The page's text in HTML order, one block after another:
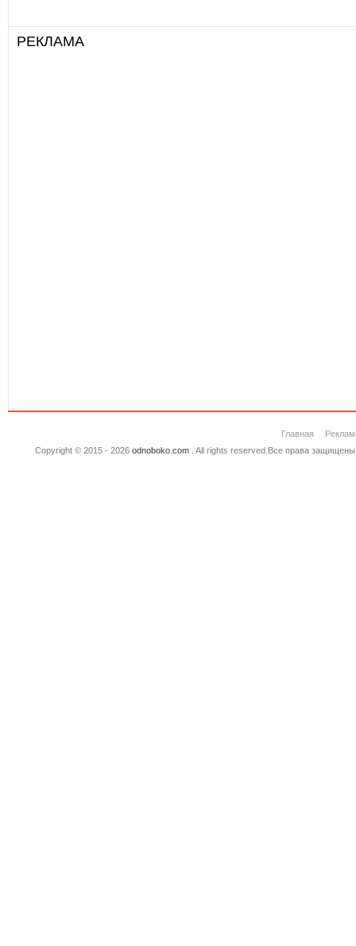
РЕКЛАМА
Главная
Copyright © 2015 - 2026 odnoboko.com. All rights reserved.Все права защищены.